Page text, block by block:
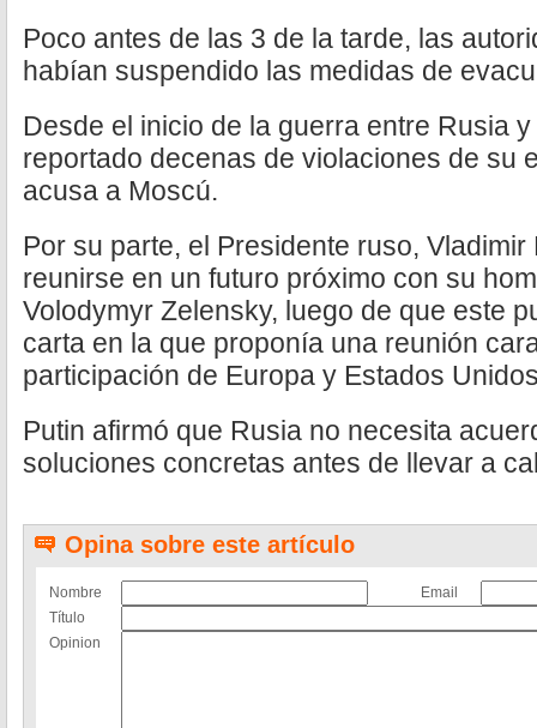
Poco antes de las 3 de la tarde, las
habían suspendido las medidas de
Desde el inicio de la guerra entre Rusia
reportado decenas de violaciones de su
acusa a Moscú.
Por su parte, el Presidente ruso,
reunirse en un futuro próximo con su
Volodymyr Zelensky, luego de que este
carta en la que proponía una reunión
participación de Europa y Estados
Putin afirmó que Rusia no necesita
soluciones concretas antes de llevar a
Opina sobre este artículo
Nombre
Email
Título
Opinion